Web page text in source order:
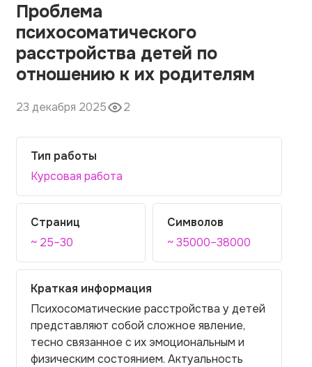
О компании
Наши гарантии
Порядок оплаты
Контакты
Проблема
психосоматического
расстройства детей по
отношению к их родителям
23 декабря 2025 2
Тип работы
Курсовая работа
Страниц
~ 25–30
Символов
~ 35000–38000
Краткая информация
Психосоматические расстройства у детей
представляют собой сложное явление,
тесно связанное с их эмоциональным и
физическим состоянием. Актуальность